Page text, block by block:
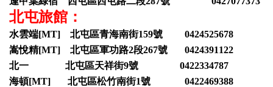
北屯旅館：
水雲端[MT] 北屯區青海南街159號 0424525678
嵩悅精[MT] 北屯區軍功路2段267號 0424391122
北一 北屯區天祥街9號 0422334787
海頓[MT] 北屯區松竹南街1號 0422469388